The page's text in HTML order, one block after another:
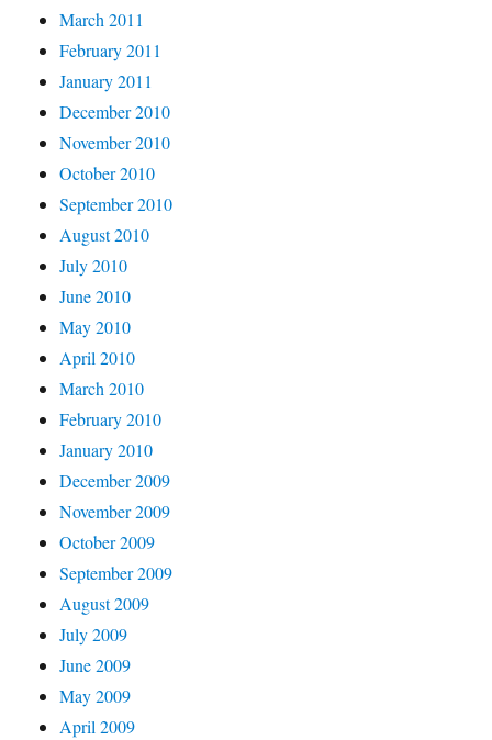
March 2011
February 2011
January 2011
December 2010
November 2010
October 2010
September 2010
August 2010
July 2010
June 2010
May 2010
April 2010
March 2010
February 2010
January 2010
December 2009
November 2009
October 2009
September 2009
August 2009
July 2009
June 2009
May 2009
April 2009